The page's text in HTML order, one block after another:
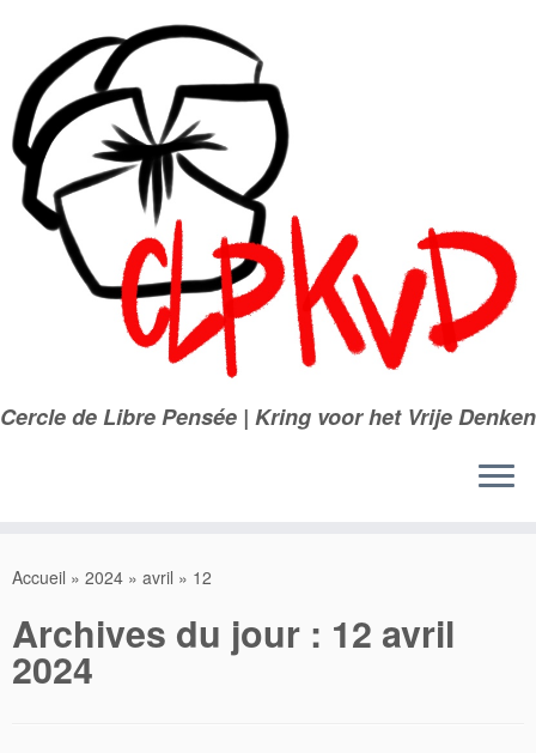
contenu
Cercle de Libre Pensée | Kring voor het Vrije Denken
Accueil » 2024 » avril » 12
Archives du jour : 12 avril
2024